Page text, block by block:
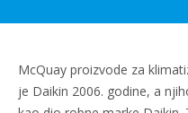
McQuay proizvode za
je Daikin 2006. godine, a